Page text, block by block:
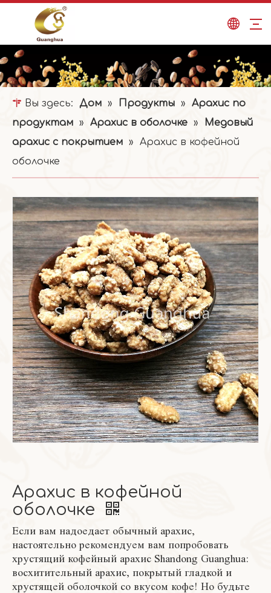
Вы здесь: Дом » Продукты »
Арахис по
продуктам » Арахис в оболочке »
Медовый
арахис с покрытием »
Арахис в кофейной
оболочке
Арахис в кофейной
оболочке
Если вам надоедает обычный арахис,
настоятельно рекомендуем вам попробовать
хрустящий кофейный арахис Shandong Guanghua:
восхитительный арахис, покрытый гладкой и
хрустящей оболочкой со вкусом кофе! Но будьте